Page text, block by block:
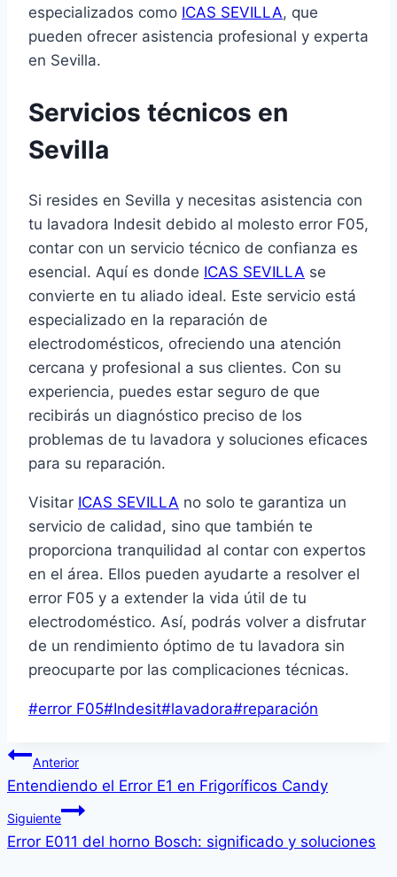
especializados como ICAS SEVILLA, que
pueden ofrecer asistencia profesional y experta
en Sevilla.
Servicios técnicos en
Sevilla
Si resides en Sevilla y necesitas asistencia con
tu lavadora Indesit debido al molesto error F05,
contar con un servicio técnico de confianza es
esencial. Aquí es donde ICAS SEVILLA se
convierte en tu aliado ideal. Este servicio está
especializado en la reparación de
electrodomésticos, ofreciendo una atención
cercana y profesional a sus clientes. Con su
experiencia, puedes estar seguro de que
recibirás un diagnóstico preciso de los
problemas de tu lavadora y soluciones eficaces
para su reparación.
Visitar ICAS SEVILLA no solo te garantiza un
servicio de calidad, sino que también te
proporciona tranquilidad al contar con expertos
en el área. Ellos pueden ayudarte a resolver el
error F05 y a extender la vida útil de tu
electrodoméstico. Así, podrás volver a disfrutar
de un rendimiento óptimo de tu lavadora sin
preocuparte por las complicaciones técnicas.
Etiquetas
la
entrada:
#error F05#Indesit#lavadora#reparación
Navegación
de
entradas
Anterior
Entendiendo el Error E1 en Frigoríficos Candy
Siguiente
Error E011 del horno Bosch: significado y soluciones